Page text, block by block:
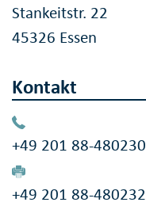
Stankeitstr. 22
45326 Essen
Kontakt
+49 201 88-480230
+49 201 88-480232